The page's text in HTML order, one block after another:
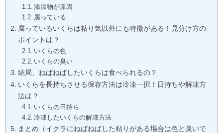
添加物が原因
腐っている
腐っているいくらは粘り気以外にも特徴がある！見分け方の
ポイントは？
いくらの色
いくらの臭い
結局、ねばねばしたいくらは食べられるの？
いくらを長持ちさせる保存方法は冷凍一択！日持ちや解凍方
法は？
いくらの日持ち
冷凍したいくらの解凍方法
まとめ（イクラにねばねばした粘りがある場合は色と臭いで